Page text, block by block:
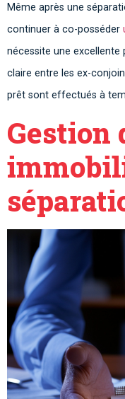
Même après une
continuer à co-posséder
nécessite une
claire entre les ex-
prêt sont effectués à
Gestion